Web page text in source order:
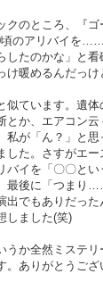
クのところ、『
のアリバイを
したのかな」と看
け暖めるんだっけ
似ています。遺
とか、エアコン云
が「ん？」と思
した。さすがエ
バイを「〇〇とい
最後に「つまり
でもありだっ
しました(笑)
か全然ミステリ
ありがとうござ